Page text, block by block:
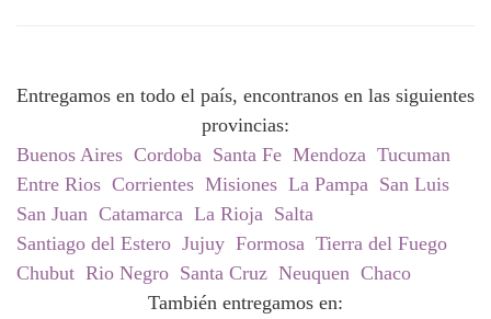
Entregamos en todo el país, encontranos en las siguientes
provincias:
Buenos Aires Cordoba Santa Fe Mendoza Tucuman
Entre Rios Corrientes Misiones La Pampa San Luis
San Juan Catamarca La Rioja Salta
Santiago del Estero Jujuy Formosa Tierra del Fuego
Chubut Rio Negro Santa Cruz Neuquen Chaco
También entregamos en: